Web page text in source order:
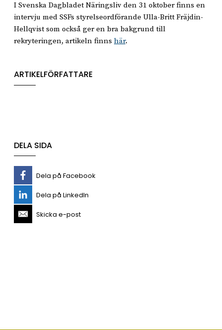
I Svenska Dagbladet Näringsliv den 31 oktober finns en
intervju med SSFs styrelseordförande Ulla-Britt Fräjdin-
Hellqvist som också ger en bra bakgrund till
rekryteringen, artikeln finns här.
ARTIKELFÖRFATTARE
DELA SIDA
Dela på Facebook
Dela på LinkedIn
Skicka e-post